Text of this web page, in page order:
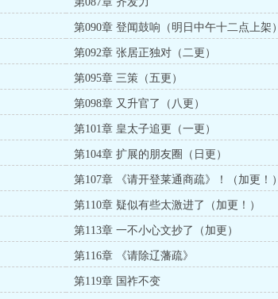
第090章 登闻鼓响（明日中午十二点上架）
第092章 张居正独对（二更）
第095章 三策（五更）
第098章 又升官了（八更）
第101章 皇太子追更（一更）
第104章 扩展的朋友圈（日更）
第107章 《请开登莱通商疏》！（加更！）
第110章 疑似有些太激进了（加更！）
第113章 一不小心文抄了（加更）
第116章 《请除辽藩疏》
第119章 国祚不变